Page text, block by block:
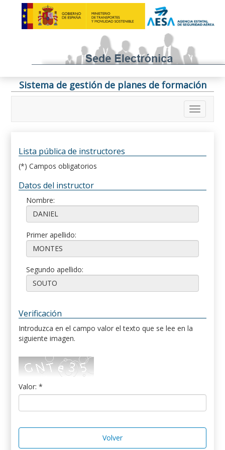
Sistema de gestión de planes de formación
Lista pública de instructores
(*) Campos obligatorios
Datos del instructor
Nombre:
Primer apellido:
Segundo apellido:
Verificación
Introduzca en el campo valor el texto que se lee en la
siguiente imagen.
Valor: *
Volver